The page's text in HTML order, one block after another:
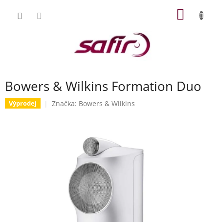
Bowers & Wilkins Formation Duo
Výprodej Značka: Bowers & Wilkins